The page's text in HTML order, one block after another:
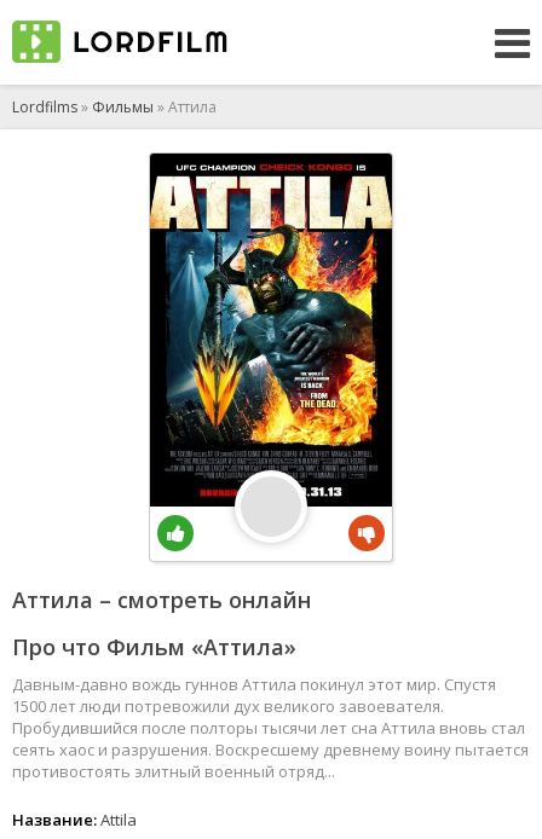
Lordfilms» Фильмы » Аттила
Аттила – смотреть онлайн
Про что Фильм «Аттила»
Давным-давно вождь гуннов Аттила покинул этот мир. Спустя
1500 лет люди потревожили дух великого завоевателя.
Пробудившийся после полторы тысячи лет сна Аттила вновь стал
сеять хаос и разрушения. Воскресшему древнему воину пытается
противостоять элитный военный отряд...
Название:Attila